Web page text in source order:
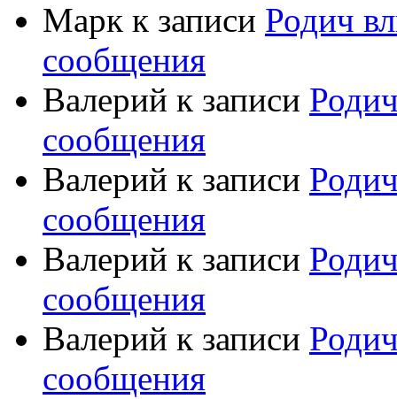
Марк к записи Родич
сообщения
Валерий к записи
сообщения
Валерий к записи
сообщения
Валерий к записи
сообщения
Валерий к записи
сообщения